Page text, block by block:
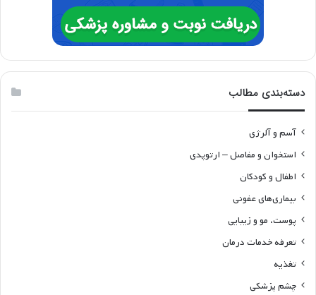
دسته‌بندی مطالب
آسم و آلرژی
استخوان و مفاصل – ارتوپدی
اطفال و کودکان
بیماری‌های عفونی
پوست، مو و زیبایی
تعرفه خدمات درمان
تغذیه
چشم پزشکی